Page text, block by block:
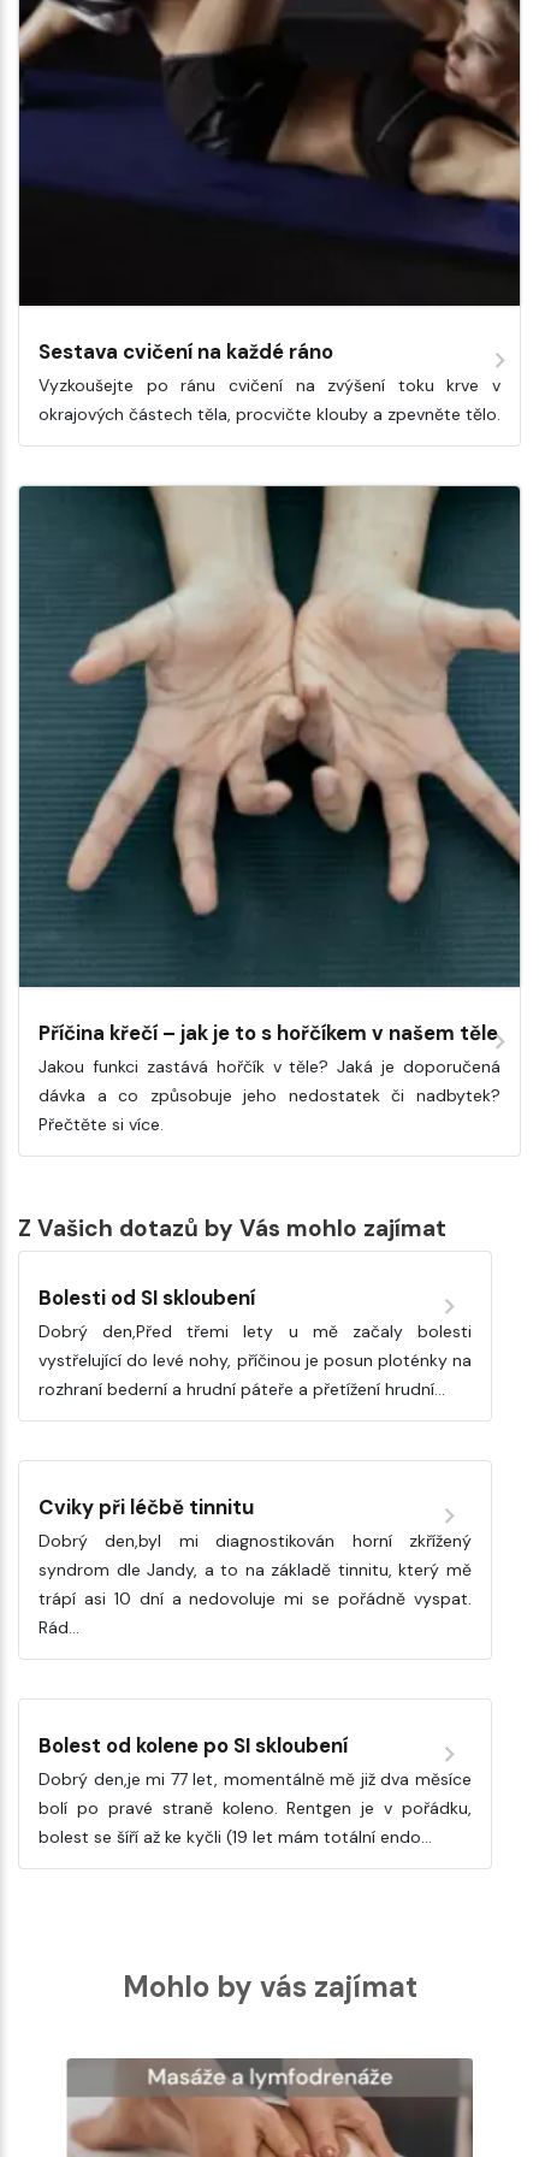
Sestava cvičení na každé ráno
Vyzkoušejte po ránu cvičení na zvýšení toku krve v
okrajových částech těla, procvičte klouby a zpevněte tělo.
Příčina křečí – jak je to s hořčíkem v našem těle
Jakou funkci zastává hořčík v těle? Jaká je doporučená
dávka a co způsobuje jeho nedostatek či nadbytek?
Přečtěte si více.
Z Vašich dotazů by Vás mohlo zajímat
Bolesti od SI skloubení
Dobrý den,Před třemi lety u mě začaly bolesti
vystřelující do levé nohy, příčinou je posun ploténky na
rozhraní bederní a hrudní páteře a přetížení hrudní…
Cviky při léčbě tinnitu
Dobrý den,byl mi diagnostikován horní zkřížený
syndrom dle Jandy, a to na základě tinnitu, který mě
trápí asi 10 dní a nedovoluje mi se pořádně vyspat.
Rád…
Bolest od kolene po SI skloubení
Dobrý den,je mi 77 let, momentálně mě již dva měsíce
bolí po pravé straně koleno. Rentgen je v pořádku,
bolest se šíří až ke kyčli (19 let mám totální endo…
Mohlo by vás zajímat